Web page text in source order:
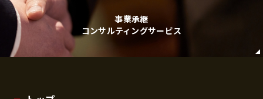
事業承継
コンサルティングサービス